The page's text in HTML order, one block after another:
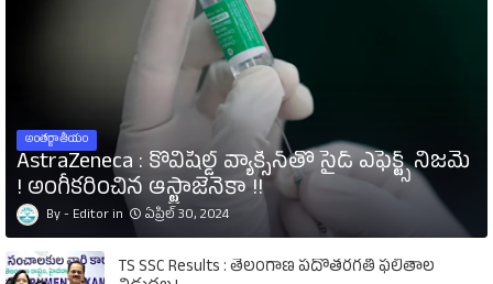
అంతర్జాతీయం
AstraZeneca : కోవిషీల్డ్‌ వ్యాక్సిన్‌తో సైడ్‌ ఎఫెక్ట్స్‌ నిజమే
! అంగీకరించిన ఆస్ట్రాజెనెకా !!
Editor ఏప్రిల్ 30, 2024
TS SSC Results : తెలంగాణ పదోతరగతి ఫలితాల